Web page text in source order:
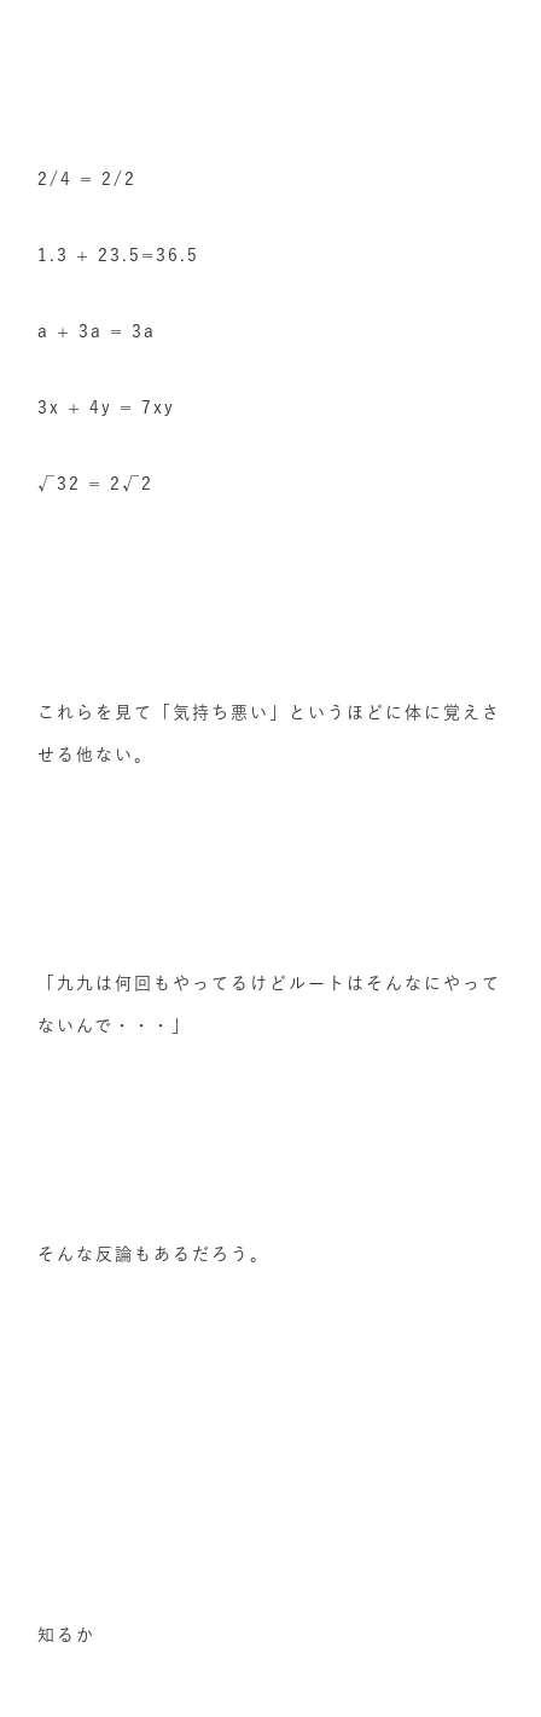
2/4 = 2/2
1.3 + 23.5=36.5
a + 3a = 3a
3x + 4y = 7xy
√32 = 2√2
これらを見て「気持ち悪い」というほどに体に覚えさ
せる他ない。
「九九は何回もやってるけどルートはそんなにやって
ないんで・・・」
そんな反論もあるだろう。
知るか